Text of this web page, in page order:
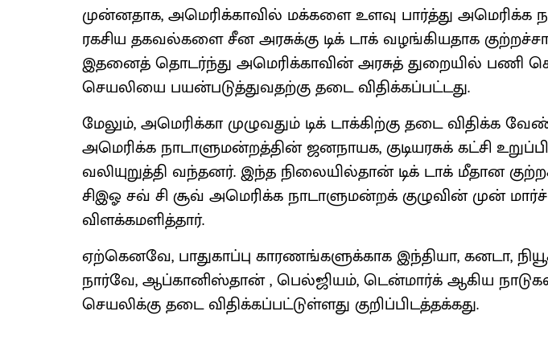
முன்னதாக, அமெரிக்காவில் மக்களை உளவு பார்த்து அமெரிக்க
ரகசிய தகவல்களை சீன அரசுக்கு டிக் டாக் வழங்கியதாக
இதனைத் தொடர்ந்து அமெரிக்காவின் அரசுத் துறையில் பணி
செயலியை பயன்படுத்துவதற்கு தடை விதிக்கப்பட்டது.
மேலும், அமெரிக்கா முழுவதும் டிக் டாக்கிற்கு தடை விதிக்க
அமெரிக்க நாடாளுமன்றத்தின் ஜனநாயக, குடியரசுக் கட்சி
வலியுறுத்தி வந்தனர். இந்த நிலையில்தான் டிக் டாக் மீதான
சிஇஓ சவ் சி சூவ் அமெரிக்க நாடாளுமன்றக் குழுவின் முன்
விளக்கமளித்தார்.
ஏற்கெனவே, பாதுகாப்பு காரணங்களுக்காக இந்தியா, கனடா,
நார்வே, ஆப்கானிஸ்தான் , பெல்ஜியம், டென்மார்க் ஆகிய
செயலிக்கு தடை விதிக்கப்பட்டுள்ளது குறிப்பிடத்தக்கது.